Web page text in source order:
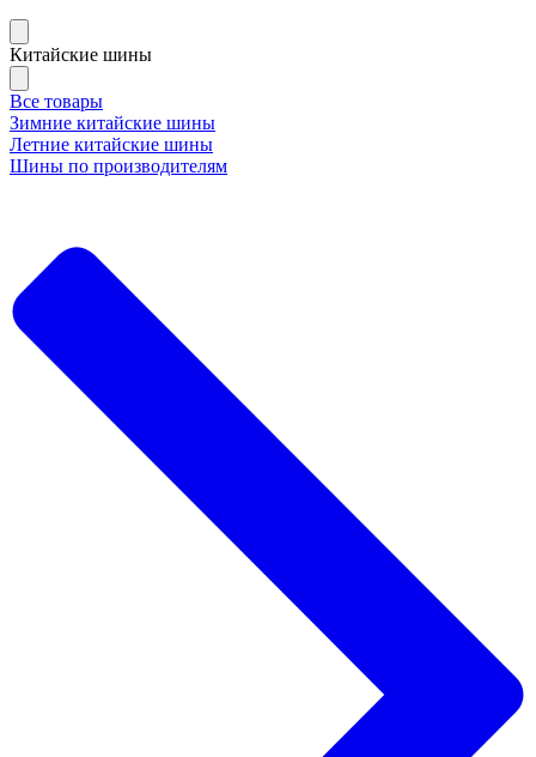
Китайские шины
Все товары
Зимние китайские шины
Летние китайские шины
Шины по производителям